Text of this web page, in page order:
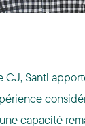
CJ, Santi
capacité